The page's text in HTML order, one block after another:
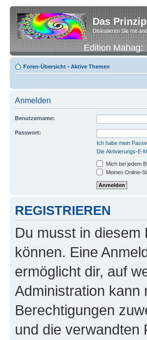
Das
Diskutieren Sie mit
Edition
Foren-Übersicht • Aktive Themen
Anmelden
Benutzername:
Passwort:
Ich habe mein
Die Aktivierungs-E-
Mich bei jedem
Meinen Online-
REGISTRIEREN
Du musst in
können. Eine
ermöglicht dir, auf
Administration kann
Berechtigungen
und die verwandten